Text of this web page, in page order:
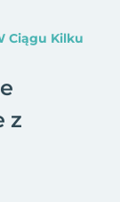
Ciągu Kilku
z